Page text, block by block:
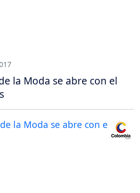
la Moda se abre con el